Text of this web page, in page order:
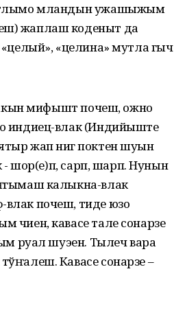
мландын ужашыжым
жаплаш коденыт да
«целина» мутла гыч
мифышт почеш, ожно
индиец-влак (Индийыште
жап нигӧ поктен шуын
шор(е)п, сарп, шарп. Нунын
калыкна-влак
почеш, тиде юзо
кавасе тале сонарзе
руал шуэен. Тылеч вара
Кавасе сонарзе –